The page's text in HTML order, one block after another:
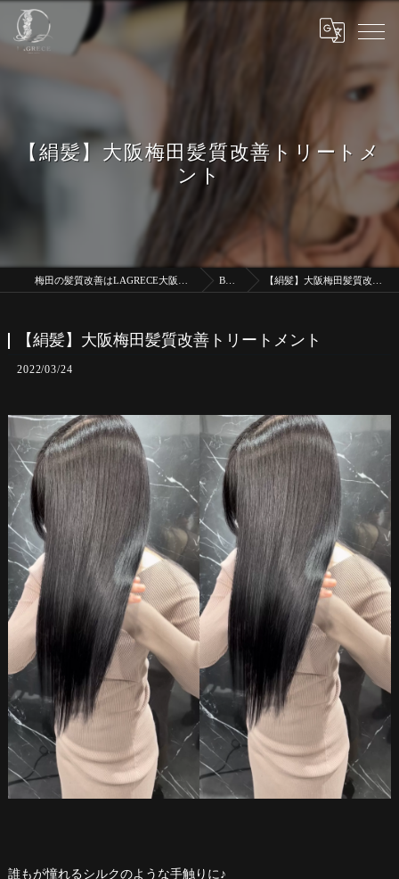
【絹髪】大阪梅田髪質改善トリートメ
ント
BLOG 【絹髪】大阪梅田髪質改善トリートメント
【絹髪】大阪梅田髪質改善トリートメント
2022/03/24
誰もが憧れるシルクのような手触りに♪